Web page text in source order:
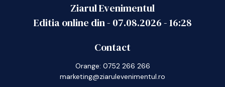
Ziarul Evenimentul
Editia online din - 07.08.2026-16:28
Contact
Orange: 0752 266 266
marketing@ziarulevenimentul.ro